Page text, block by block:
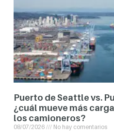
Puerto de Seattle vs.
¿cuál mueve más
los camioneros?
08/07/2026 No hay comentarios